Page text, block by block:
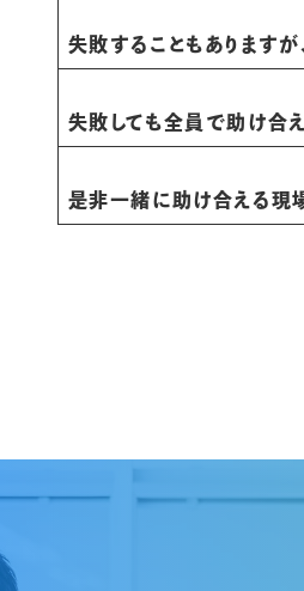
失敗することもありますが
失敗しても全員で助け合え
是非一緒に助け合える現場